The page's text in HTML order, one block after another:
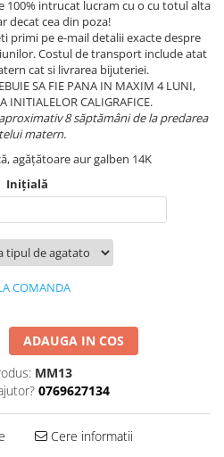
100% intrucat lucram cu o cu totul alta
decat cea din poza!
primi pe e-mail detalii exacte despre
Costul de transport include atat
cat si livrarea bijuteriei.
SA FIE PANA IN MAXIM 4 LUNI,
INITIALELOR CALIGRAFICE.
8 săptămâni de la predarea
matern.
agățătoare aur galben 14K
Inițială
COMANDA
ADAUGA IN COS
MM13
0769627134
Cere informatii